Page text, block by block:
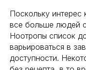
Поскольку
все больше людей
Ноотропы список
варьироваться в
доступности.